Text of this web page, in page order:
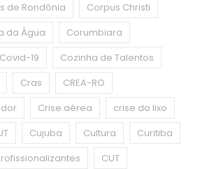
de Rondônia
Corpus Christi
da Água
Corumbiara
Covid-19
Cozinha de Talentos
Cras
CREA-RO
Crise aérea
crise do lixo
Cujuba Cultura
Curitiba
CUT